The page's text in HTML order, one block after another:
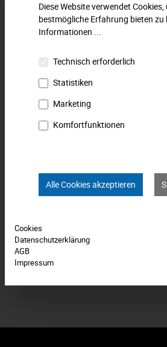
In
Beschreibung
2K-Schraubendreher (TORX®).
für Innen-TORX®-Schrauben. Mit 2-
harter Schnelldr…Mehr
Technische Daten
Produkt FAQs
Diese Website verwendet Cookies,
bestmögliche Erfahrung bieten zu
Informationen ...
Technisch erforderlich
Statistiken
Marketing
Komfortfunktionen
Alle Cookies akzeptieren
Cookies
Datenschutzerklärung
AGB
Impressum